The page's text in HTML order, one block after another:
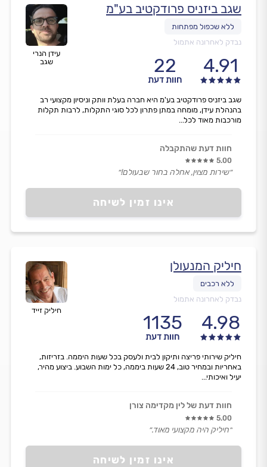
עידן הנרי
שגב
שגב ביזניס פרודקטיב בע"מ
נבדק לאחרונה אתמול
4.91
22
חוות דעת
אינו זמין לשיחה
שגב ביזניס פרודקטיב בע'מ היא חברה בעלת וותק וניסיון מקצועי רב
בהנהלת עידן, מומחה במתן פתרון לכל סוגי התקלות, לרבות תקלות
מורכבות מאוד לכל...
חוות דעת שהתקבלה
5.00
״שירות מצוין, אחלה בחור שבעולם!״
חיליק זייד
חיליק המנעולן
נבדק לאחרונה אתמול
4.98
1135
חוות דעת
אינו זמין לשיחה
חיליק שירותי פריצה ותיקון לבית ולעסק בכל שעות היממה. בזריזות,
באחריות ובמחיר טוב, 24 שעות ביממה, כל ימות השבוע. ביצוע מהיר,
יעיל ואיכותי...
חוות דעת של לין מקדימה צורן
5.00
״חיליק היה מקצועי מאוד.״